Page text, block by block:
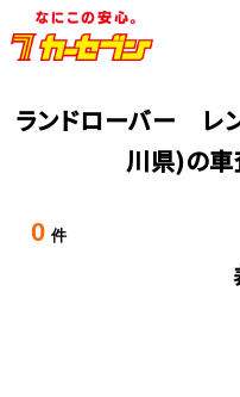
ランドローバー レ
川県)の
0 件